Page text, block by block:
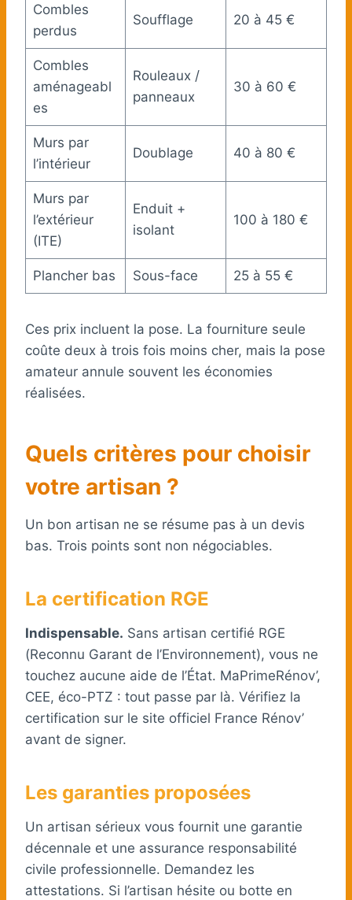
Combles
perdus
Soufflage 20 à 45 €
Combles
aménageabl
es
Rouleaux /
panneaux
30 à 60 €
Murs par
l’intérieur
Doublage 40 à 80 €
Murs par
l’extérieur
(ITE)
Enduit +
isolant
100 à 180 €
Plancher bas Sous-face 25 à 55 €
Ces prix incluent la pose. La fourniture seule
coûte deux à trois fois moins cher, mais la pose
amateur annule souvent les économies
réalisées.
Quels critères pour choisir
votre artisan ?
Un bon artisan ne se résume pas à un devis
bas. Trois points sont non négociables.
La certification RGE
Indispensable. Sans artisan certifié RGE
(Reconnu Garant de l’Environnement), vous ne
touchez aucune aide de l’État. MaPrimeRénov’,
CEE, éco-PTZ : tout passe par là. Vérifiez la
certification sur le site officiel France Rénov’
avant de signer.
Les garanties proposées
Un artisan sérieux vous fournit une garantie
décennale et une assurance responsabilité
civile professionnelle. Demandez les
attestations. Si l’artisan hésite ou botte en